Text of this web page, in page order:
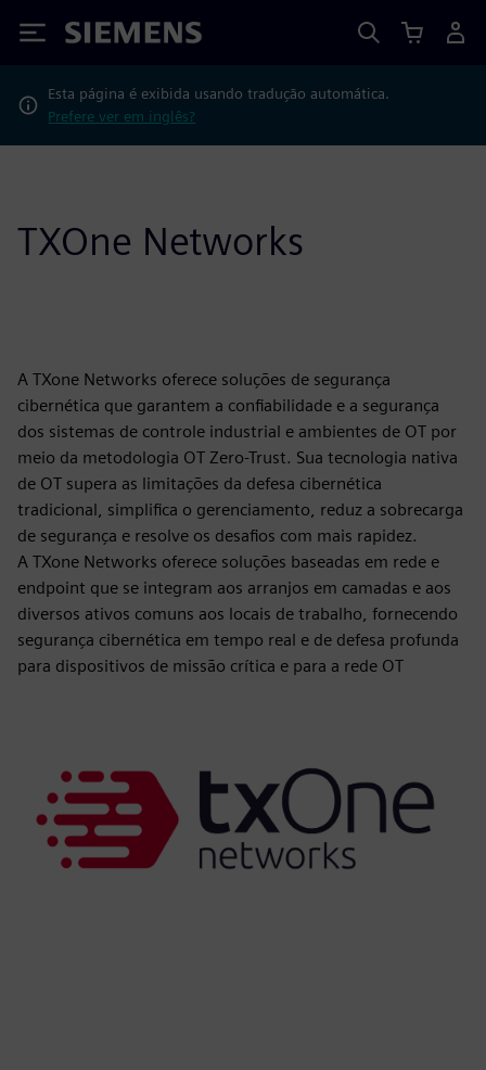
Siemens
Esta página é exibida usando tradução automática.
Prefere ver em inglês?
TXOne Networks
A TXone Networks oferece soluções de segurança
cibernética que garantem a confiabilidade e a segurança
dos sistemas de controle industrial e ambientes de OT por
meio da metodologia OT Zero-Trust. Sua tecnologia nativa
de OT supera as limitações da defesa cibernética
tradicional, simplifica o gerenciamento, reduz a sobrecarga
de segurança e resolve os desafios com mais rapidez.
A TXone Networks oferece soluções baseadas em rede e
endpoint que se integram aos arranjos em camadas e aos
diversos ativos comuns aos locais de trabalho, fornecendo
segurança cibernética em tempo real e de defesa profunda
para dispositivos de missão crítica e para a rede OT